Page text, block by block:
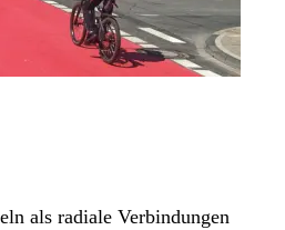
als radiale Verbindungen